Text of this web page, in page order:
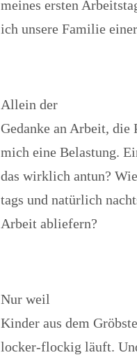
meines ersten
ich unsere Familie
Allein der
Gedanke an Arbeit,
mich eine Belastung.
das wirklich antun?
tags und natürlich
Arbeit abliefern?
Nur weil
Kinder aus dem
locker-flockig läuft.